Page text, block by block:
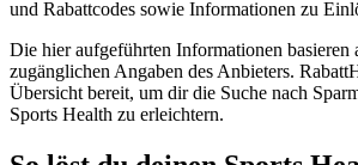
und Rabattcodes sowie Informationen zu
Die hier aufgeführten Informationen basieren
zugänglichen Angaben des Anbieters.
Übersicht bereit, um dir die Suche nach
Sports Health zu erleichtern.